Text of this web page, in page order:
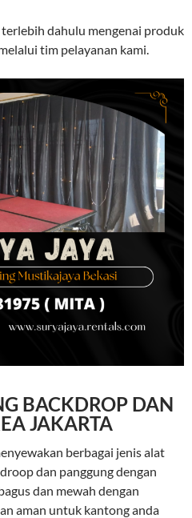
dahulu mengenai produk
tim pelayanan kami.
BACKDROP DAN
JAKARTA
berbagai jenis alat
dan panggung dengan
dan mewah dengan
aman untuk kantong anda